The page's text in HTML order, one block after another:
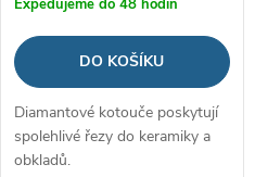
Expedujeme do 48 hodin
DO KOŠÍKU
Diamantové kotouče poskytují
spolehlivé řezy do keramiky a
obkladů.